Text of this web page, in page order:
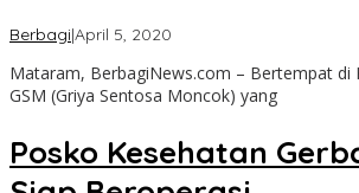
Berbagi|April 5, 2020
Mataram, BerbagiNews.com – Bertempat di
GSM (Griya Sentosa Moncok) yang
Posko Kesehatan